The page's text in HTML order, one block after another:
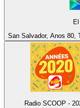
San Salvador, Anos 80,
Radio SCOOP -